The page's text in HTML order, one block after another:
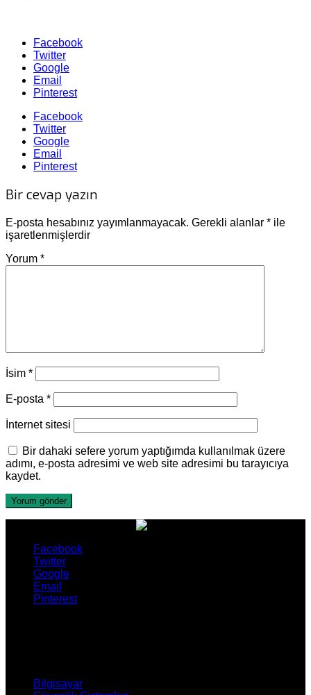
Facebook
Twitter
Google
Email
Pinterest
Facebook
Twitter
Google
Email
Pinterest
Bir cevap yazın
E-posta hesabınız yayımlanmayacak. Gerekli alanlar * ile
işaretlenmişlerdir
Yorum *
İsim *
E-posta *
İnternet sitesi
Bir dahaki sefere yorum yaptığımda kullanılmak üzere
adımı, e-posta adresimi ve web site adresimi bu tarayıcıya
kaydet.
Facebook
Twitter
Google
Email
Pinterest
Bilgisayar